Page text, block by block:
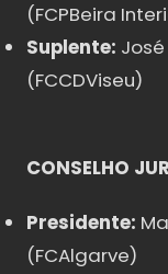
(FCPBeira
Suplente:
(FCCDViseu)
CONSELHO
Presidente:
(FCAlgarve)